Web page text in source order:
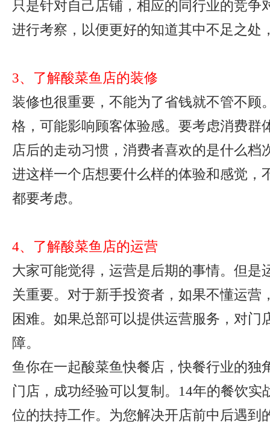
只是针对自己店铺，相应的同行业的竞争
进行考察，以便更好的知道其中不足之处
3、了解酸菜鱼店的装修
装修也很重要，不能为了省钱就不管不顾
格，可能影响顾客体验感。要考虑消费群
店后的走动习惯，消费者喜欢的是什么档
进这样一个店想要什么样的体验和感觉，
都要考虑。
4、了解酸菜鱼店的运营
大家可能觉得，运营是后期的事情。但是
关重要。对于新手投资者，如果不懂运营
困难。如果总部可以提供运营服务，对门
障。
鱼你在一起酸菜鱼快餐店，快餐行业的独
门店，成功经验可以复制。14年的餐饮实
位的扶持工作。为您解决开店前中后遇到